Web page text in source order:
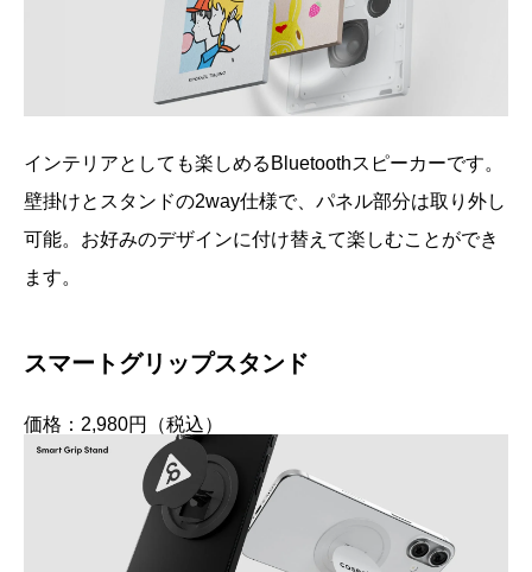
インテリアとしても楽しめるBluetoothスピーカーです。
壁掛けとスタンドの2way仕様で、パネル部分は取り外し
可能。お好みのデザインに付け替えて楽しむことができ
ます。
スマートグリップスタンド
価格：2,980円（税込）